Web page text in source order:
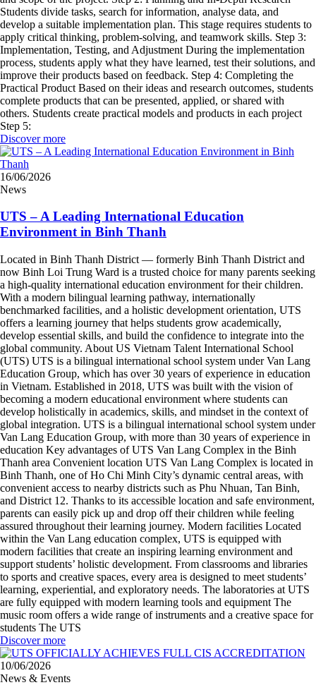
Students divide tasks, search for information, analyse data, and
develop a suitable implementation plan. This stage requires students to
apply critical thinking, problem-solving, and teamwork skills. Step 3:
Implementation, Testing, and Adjustment During the implementation
process, students apply what they have learned, test their solutions, and
improve their products based on feedback. Step 4: Completing the
Practical Product Based on their ideas and research outcomes, students
complete products that can be presented, applied, or shared with
others. Students create practical models and products in each project
Step 5:
Discover more
16/06/2026
News
UTS – A Leading International Education
Environment in Binh Thanh
Located in Binh Thanh District — formerly Binh Thanh District and
now Binh Loi Trung Ward is a trusted choice for many parents seeking
a high-quality international education environment for their children.
With a modern bilingual learning pathway, internationally
benchmarked facilities, and a holistic development orientation, UTS
offers a learning journey that helps students grow academically,
develop essential skills, and build the confidence to integrate into the
global community. About US Vietnam Talent International School
(UTS) UTS is a bilingual international school system under Van Lang
Education Group, which has over 30 years of experience in education
in Vietnam. Established in 2018, UTS was built with the vision of
becoming a modern educational environment where students can
develop holistically in academics, skills, and mindset in the context of
global integration. UTS is a bilingual international school system under
Van Lang Education Group, with more than 30 years of experience in
education Key advantages of UTS Van Lang Complex in the Binh
Thanh area Convenient location UTS Van Lang Complex is located in
Binh Thanh, one of Ho Chi Minh City’s dynamic central areas, with
convenient access to nearby districts such as Phu Nhuan, Tan Binh,
and District 12. Thanks to its accessible location and safe environment,
parents can easily pick up and drop off their children while feeling
assured throughout their learning journey. Modern facilities Located
within the Van Lang education complex, UTS is equipped with
modern facilities that create an inspiring learning environment and
support students’ holistic development. From classrooms and libraries
to sports and creative spaces, every area is designed to meet students’
learning, experiential, and exploratory needs. The laboratories at UTS
are fully equipped with modern learning tools and equipment The
music room offers a wide range of instruments and a creative space for
students The UTS
Discover more
10/06/2026
News & Events